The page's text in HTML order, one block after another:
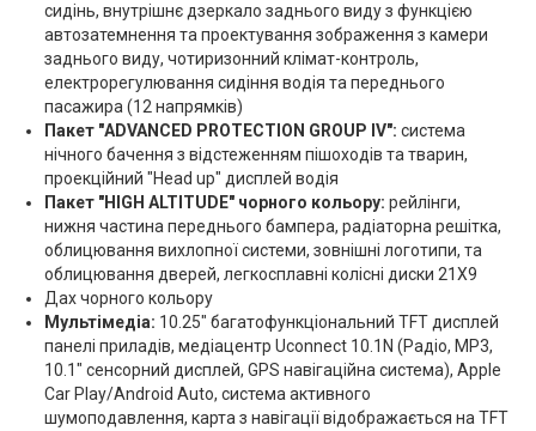
сидінь, внутрішнє дзеркало заднього виду з функцією
автозатемнення та проектування зображення з камери
заднього виду, чотиризонний клімат-контроль,
електрорегулювання сидіння водія та переднього
пасажира (12 напрямків)
Пакет "ADVANCED PROTECTION GROUP IV": система
нічного бачення з відстеженням пішоходів та тварин,
проекційний "Head up" дисплей водія
Пакет "HIGH ALTITUDE" чорного кольору: рейлінги,
нижня частина переднього бампера, радіаторна решітка,
облицювання вихлопної системи, зовнішні логотипи, та
облицювання дверей, легкосплавні колісні диски 21X9
Дах чорного кольору
Мультімедіа: 10.25" багатофункціональний TFT дисплей
панелі приладів, медіацентр Uconnect 10.1N (Радіо, MP3,
10.1" сенсорний дисплей, GPS навігаційна система), Apple
Car Play/Android Auto, система активного
шумоподавлення, карта з навігації відображається на TFT